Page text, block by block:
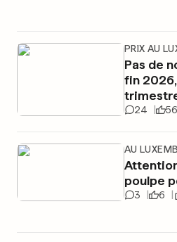
PRIX AU
Pas de
fin
24 56
AU
poulpe
3 6